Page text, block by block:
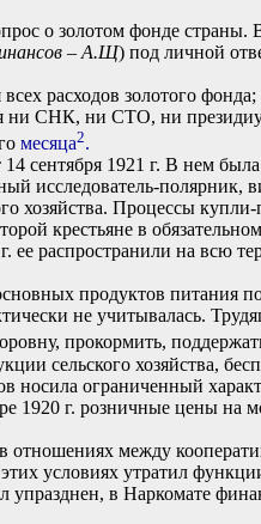
о золотом фонде страны.
– А.Щ) под личной
расходов золотого фонда;
ни СНК, ни СТО, ни
месяца2.
1921 г. В нем
исследователь-полярник,
хозяйства. Процессы
крестьяне в
ее распространили на всю
продуктов питания
не учитывалась.
прокормить,
сельского хозяйства,
носила ограниченный
1920 г. розничные цены на
между
условиях утратил
в Наркомате